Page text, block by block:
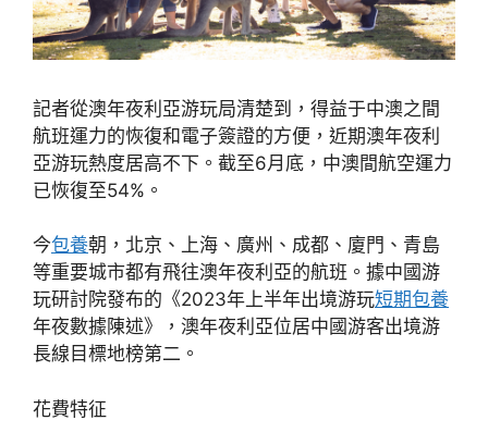
記者從澳年夜利亞游玩局清楚到，得益于中澳之間
航班運力的恢復和電子簽證的方便，近期澳年夜利
亞游玩熱度居高不下。截至6月底，中澳間航空運力
已恢復至54%。
今包養朝，北京、上海、廣州、成都、廈門、青島
等重要城市都有飛往澳年夜利亞的航班。據中國游
玩研討院發布的《2023年上半年出境游玩短期包養
年夜數據陳述》，澳年夜利亞位居中國游客出境游
長線目標地榜第二。
花費特征